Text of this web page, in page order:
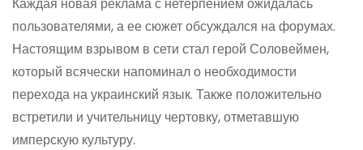
пользователями, а ее сюжет обсуждался на форумах.
Настоящим взрывом в сети стал герой Соловеймен,
который всячески напоминал о необходимости
перехода на украинский язык. Также положительно
встретили и учительницу чертовку, отметавшую
имперскую культуру.